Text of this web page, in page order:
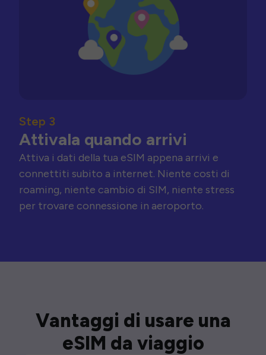
Step 3
Attivala quando arrivi
Attiva i dati della tua eSIM appena arrivi e
connettiti subito a internet. Niente costi di
roaming, niente cambio di SIM, niente stress
per trovare connessione in aeroporto.
Vantaggi di usare una
eSIM da viaggio